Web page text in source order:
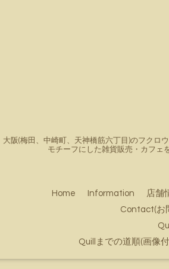
大阪(梅田、中崎町、天神橋筋六丁目)のフクロ
モチーフにした雑貨販売・カフェ
Home Information 店舗
Contact(お
Quillまでの道順(画像